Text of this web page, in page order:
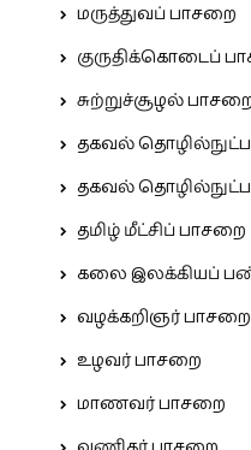
மருத்துவப் பாசறை
குருதிக்கொடைப்
சுற்றுச்சூழல்
தகவல்
தகவல்
தமிழ் மீட்சிப் பாசறை
கலை இலக்கியப்
வழக்கறிஞர் பாசறை
உழவர் பாசறை
மாணவர் பாசறை